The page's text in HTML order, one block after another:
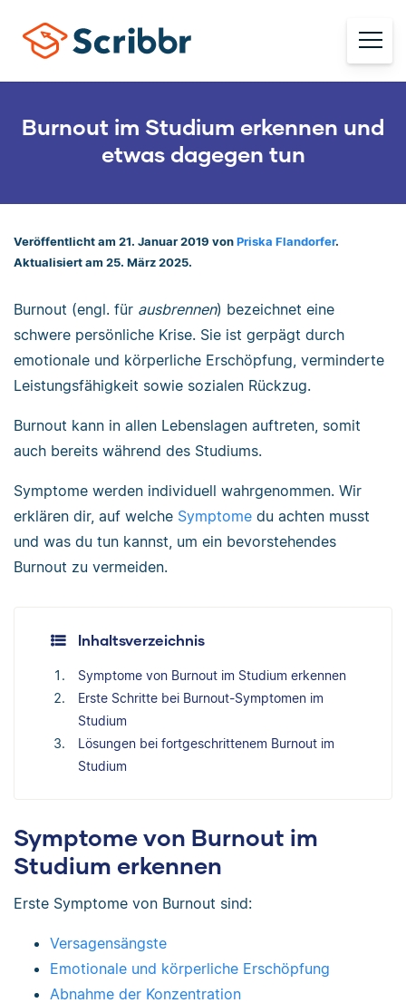
Burnout im Studium erkennen und
etwas dagegen tun
Veröffentlicht am 21. Januar 2019 von Priska Flandorfer.
Aktualisiert am 25. März 2025.
Burnout (engl. für ausbrennen) bezeichnet eine
schwere persönliche Krise. Sie ist gerpägt durch
emotionale und körperliche Erschöpfung, verminderte
Leistungsfähigkeit sowie sozialen Rückzug.
Burnout kann in allen Lebenslagen auftreten, somit
auch bereits während des Studiums.
Symptome werden individuell wahrgenommen. Wir
erklären dir, auf welche Symptome du achten musst
und was du tun kannst, um ein bevorstehendes
Burnout zu vermeiden.
Inhaltsverzeichnis
Symptome von Burnout im Studium erkennen
Erste Schritte bei Burnout-Symptomen im
Studium
Lösungen bei fortgeschrittenem Burnout im
Studium
Symptome von Burnout im
Studium erkennen
Erste Symptome von Burnout sind:
Versagensängste
Emotionale und körperliche Erschöpfung
Abnahme der Konzentration